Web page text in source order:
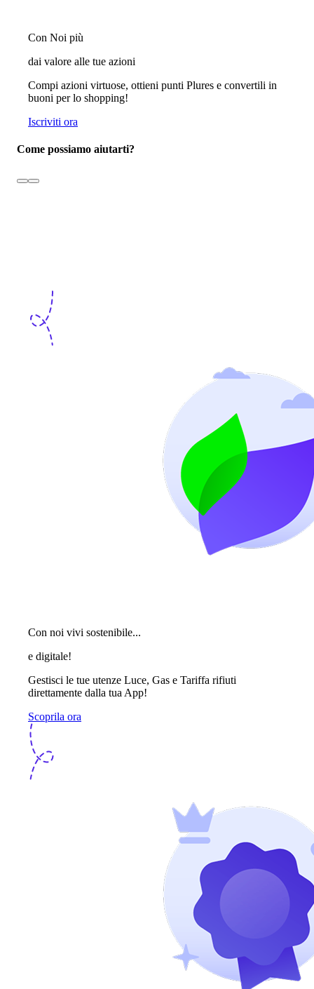
Con Noi più
dai valore alle tue azioni
Compi azioni virtuose, ottieni punti Plures e convertili in
buoni per lo shopping!
Iscriviti ora
Come possiamo aiutarti?
Con noi vivi sostenibile...
e digitale!
Gestisci le tue utenze Luce, Gas e Tariffa rifiuti
direttamente dalla tua App!
Scoprila ora